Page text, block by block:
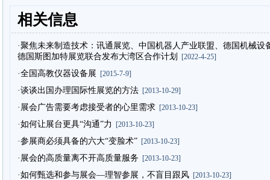
相关信息
·聚焦未来制造技术：讯通展览、中国机器人产业联盟、德国机械
德国斯图加特展览联合发布大湾区合作计划
[2022-4-25]
·全国高教仪器设备展 [2015-7-9]
·谈谈出国办理国际性展览的方法[2013-10-29]
·展会广告需要考虑接受者的心里需求[2013-10-23]
·如何让展台更具“沟通”力 [2013-10-23]
·参展商必须具备的六大“变脸术”[2013-10-23]
·展会的高质量离不开高质量服务 [2013-10-23]
·如何甄选和参与展会—理智参展，不盲目跟风[2013-10-23]